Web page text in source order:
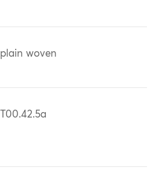
plain woven
T00.42.5a